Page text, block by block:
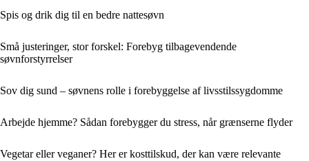
Spis og drik dig til en bedre nattesøvn
Små justeringer, stor forskel: Forebyg tilbagevendende
søvnforstyrrelser
Sov dig sund – søvnens rolle i forebyggelse af livsstilssygdomme
Arbejde hjemme? Sådan forebygger du stress, når grænserne flyder
Vegetar eller veganer? Her er kosttilskud, der kan være relevante